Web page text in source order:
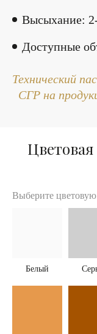
Высыхание:
Доступные
Технический
СГР на
Выберите
Белый